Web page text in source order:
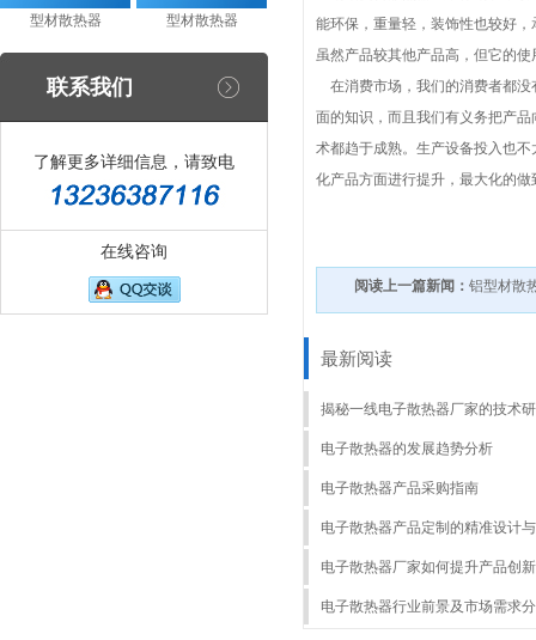
型材散热器 型材散热器
联系我们
了解更多详细信息，请致电
在线咨询
能环保，重量轻，装饰性也较好
虽然产品较其他产品高，但它的使
在消费市场，我们的消费者都没
面的知识，而且我们有义务把产
术都趋于成熟。生产设备投入也
化产品方面进行提升，最大化的
阅读上一篇新闻：铝型材散
最新阅读
揭秘一线电子散热器厂家的技术
电子散热器的发展趋势分析
电子散热器产品采购指南
电子散热器产品定制的精准设计
电子散热器厂家如何提升产品创
电子散热器行业前景及市场需求